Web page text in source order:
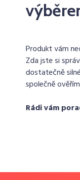
Produkt vám
Zda jste si
dostatečně
společně
Rádi vám